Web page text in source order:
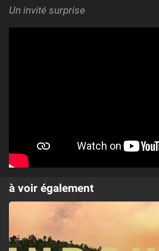
Un invité surprise
à voir également